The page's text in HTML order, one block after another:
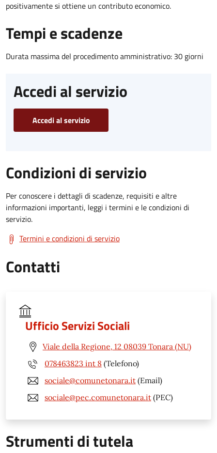
positivamente si ottiene un contributo economico.
Tempi e scadenze
Durata massima del procedimento amministrativo: 30 giorni
Accedi al servizio
Accedi al servizio
Condizioni di servizio
Per conoscere i dettagli di scadenze, requisiti e altre
informazioni importanti, leggi i termini e le condizioni di
servizio.
Termini e condizioni di servizio
Contatti
Ufficio Servizi Sociali
Viale della Regione, 12 08039 Tonara (NU)
078463823 int 8 (Telefono)
sociale@comunetonara.it (Email)
sociale@pec.comunetonara.it (PEC)
Strumenti di tutela